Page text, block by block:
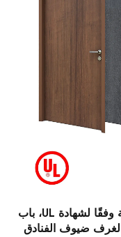
باب خشبي مقاوم للنار لمدة 90 دقيقة وفقًا لشهادة UL، باب
ضيوف الفنادق